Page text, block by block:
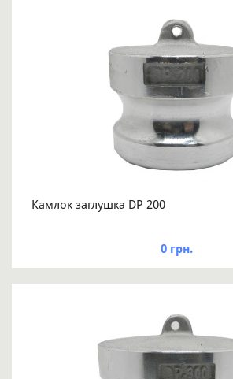
Камлок заглушка DP 200
0 грн.